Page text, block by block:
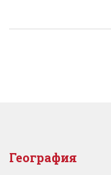
География